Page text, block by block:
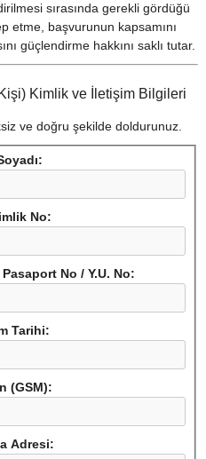
sırasında gerekli gördüğü
etme, başvurunun kapsamını
güçlendirme hakkını saklı tutar.
Kimlik ve İletişim Bilgileri
ve doğru şekilde doldurunuz.
No:
No / Y.U. No:
Tarihi:
(GSM):
Adresi: